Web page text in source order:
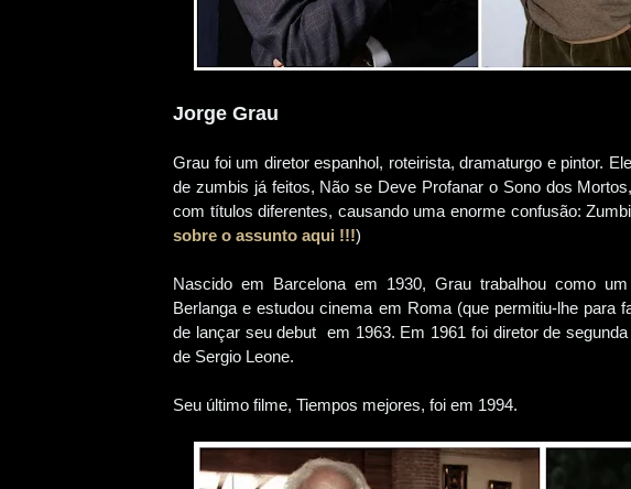
Jorge Grau
Grau foi um diretor espanhol, roteirista, dramaturgo e pintor.
de zumbis já feitos, Não se Deve Profanar o Sono dos
com títulos diferentes, causando uma enorme confusão:
sobre o assunto aqui !!!)
Nascido em Barcelona em 1930, Grau trabalhou como
Berlanga e estudou cinema em Roma (que permitiu-lhe para
de lançar seu debut em 1963. Em 1961 foi diretor de
de Sergio Leone.
Seu último filme, Tiempos mejores, foi em 1994.